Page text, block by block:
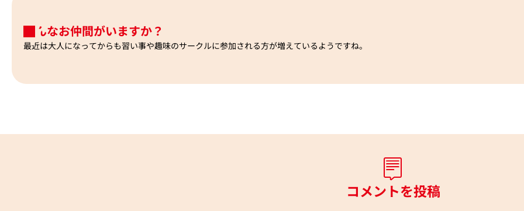
どんなお仲間がいますか？
最近は大人になってからも習い事や趣味のサークルに参加される方が増えているようですね。
コメントを投稿